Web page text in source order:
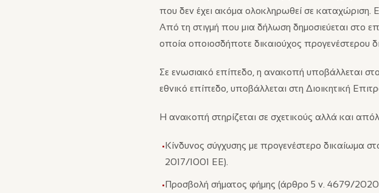
που δεν έχει ακόμα ολοκληρωθεί σε καταχώριση.
Από τη στιγμή που μια δήλωση δημοσιεύεται στο
οποία οποιοσδήποτε δικαιούχος προγενέστερου
Σε ενωσιακό επίπεδο, η ανακοπή υποβάλλεται
εθνικό επίπεδο, υποβάλλεται στη Διοικητική
Η ανακοπή στηρίζεται σε σχετικούς αλλά και
•Κίνδυνος σύγχυσης με προγενέστερο
2017/1001 ΕΕ).
•Προσβολή σήματος φήμης (άρθρο 5 ν. 4679/